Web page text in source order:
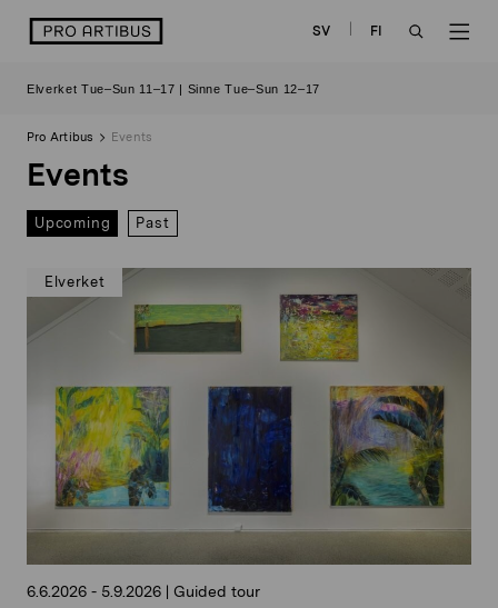
logo SV
FI
Elverket Tue–Sun 11–17 | Sinne Tue–Sun 12–17
Pro Artibus Events
Events
Upcoming Past
Elverket
6.6.2026 - 5.9.2026 | Guided tour